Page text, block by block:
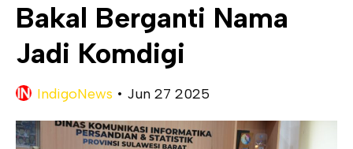
Soroti Kejanggalan Kasus Tambang Emas Ilegal
Bakal Berganti Nama
Jadi Komdigi
IndigoNews • Jun 27 2025